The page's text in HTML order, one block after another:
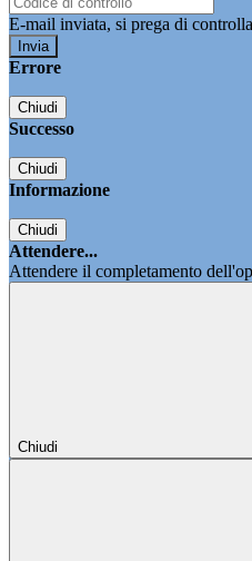
E-mail inviata, si prega di
Errore
Chiudi
Successo
Chiudi
Informazione
Chiudi
Attendere...
Attendere il completamento
Chiudi